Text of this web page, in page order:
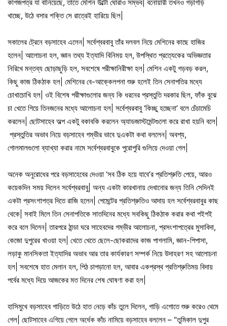
কাগজপত্র যা বানিয়েছে, তাতে মেশিন উল্টো ঘোরাও সম্ভব| বনোয়ারী তখনও গড়াগড়ি
খাচ্ছে, উঠে বসার শক্তি সে রাত্রেই হারিয়ে ছিল|
সকালের ট্রেনে বড়সাহেব এলেন| সর্বেশ্বরবাবু তাঁর দলবল নিয়ে মেশিনের কাছে হাজির
হলেন| আলোচনা হল, জ্ঞান তথ্য ইত্যাদি বিনিময় হল, উপস্থিত প্রত্যেকের অভিজ্ঞতার
নিরিখে মন্তব্য ছোড়াছুড়ি হল, সবশেষে পরীক্ষানিরীক্ষা হল| মেশিন একটু গড়বড় করল,
কিছু কাজ ঠিকঠাক হল| মেশিনের বে-আক্কেলপনা শুরু হলেই তিন সেনাপতির মধ্যে
চোখাচোখি হল| ওই বিশেষ পরীক্ষাগুলোর জন্য কি ধরনের প্রস্তুতি দরকার ছিল, ফাঁক বুঝে
চা খেতে গিয়ে তিনজনের মধ্যে আলোচনা হল| সর্বেশ্বরবাবু ‘কিচ্ছু হচ্ছেনা’ বলে চেঁচামেচি
করলেন| ছোটসাহেব অল্প একটু বকাবকি করলেন অ্যাডজাস্টমেন্টগুলো করে রাখা হয়নি বলে|
প্রস্তুতির অভাব নিয়ে বড়সাহেব গম্ভীর ভাবে দুএকটা কথা বললেন| অবশ্য,
গোলমালগুলো ব্যাখ্যা করার নামে সর্বেশ্বরবাবুকে পুরোপুরি গুলিয়ে দেওয়া গেল|
অনেক অনুরোধের পরে বড়সাহেবের দেওয়া ‘সব ঠিক হয়ে যাবে’র প্রতিশ্রুতি পেয়ে, আরও
কয়েকদিন সময় দিলেন সর্বেশ্বরবাবু| অন্য একটা কারখানায় দেখানোর জন্য তিনি সেদিনই
একটা প্রসংশাপত্র দিতে রাজি হলেন| পেমেন্টের প্রতিশ্রুতিও আদায় হল সর্বেশ্বরবাবুর কাছ
থেকে| সবাই মিলে তিন সেনাপতিকে সাতদিনের মধ্যে সবকিছু ঠিকঠাক করার কথা পইপই
করে বলে দিলেন| তারপরে ঠান্ডা ঘরে সাহেবদের গম্ভীর আলোচনা, প্রসংশাপত্রের মুসাবিদা,
কেজো দুপুরের খাওয়া হল| খেতে খেতে ছেলে-ছোকরাদের কাজ পাগলামি, জ্ঞান-পিপাসা,
লড়াকু মানসিকতা ইত্যাদির অভাব আর তার কার্যকারণ সম্পর্ক নিয়ে উদাহরণ সহ আলোচনা
হল| সবশেষে হাত মেলান হল, পিঠ চাপড়ানো হল, আবার একপ্রস্থ প্রতিশ্রুতিময় বিদায়
পর্বের মধ্যে দিয়ে আজকের মত দিনের শেষ ঘোষণা করা হল|
হাসিমুখে বড়সাহেব গাড়িতে উঠে হাত নেড়ে কাঁচ তুলে দিলেন, গাড়ি এগোতে শুরু করেও থেমে
গেল| ছোটসাহেব এগিয়ে গেলে অর্ধেক কাঁচ নামিয়ে বড়সাহেব বললেন – “তুমিকাল দুপুর